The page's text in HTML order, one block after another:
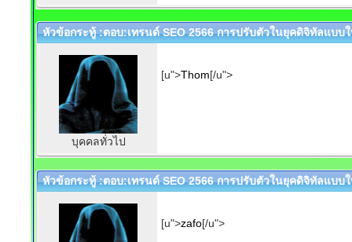
หัวข้อกระทู้ :ตอบ:เทรนด์ SEO 2566 การปรับตัวในยุคดิจิทัลแบบ
บุคคลทั่วไป
[u">Thom[/u">
หัวข้อกระทู้ :ตอบ:เทรนด์ SEO 2566 การปรับตัวในยุคดิจิทัลแบบ
[u">zafo[/u">